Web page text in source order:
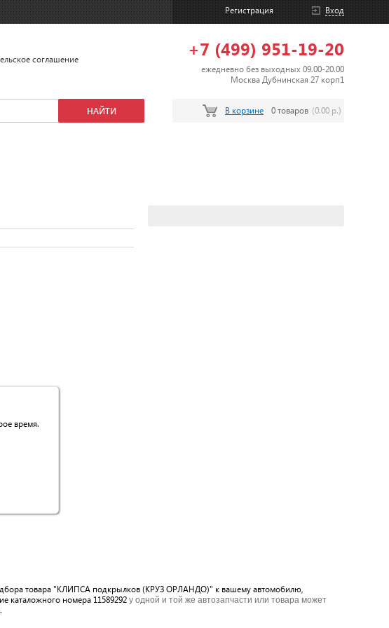
Вход
Регистрация
соглашение +7 (499) 951-19-20
ежедневно без выходных 09.00-20.00
Москва Дубнинская 27 корп1
В корзине 0 товаров (0.00 р.)
время.
товара "КЛИПСА подкрылков (КРУЗ ОРЛАНДО)" к вашему автомобилю,
каталожного номера 11589292 у одной и той же автозапчасти или товара может